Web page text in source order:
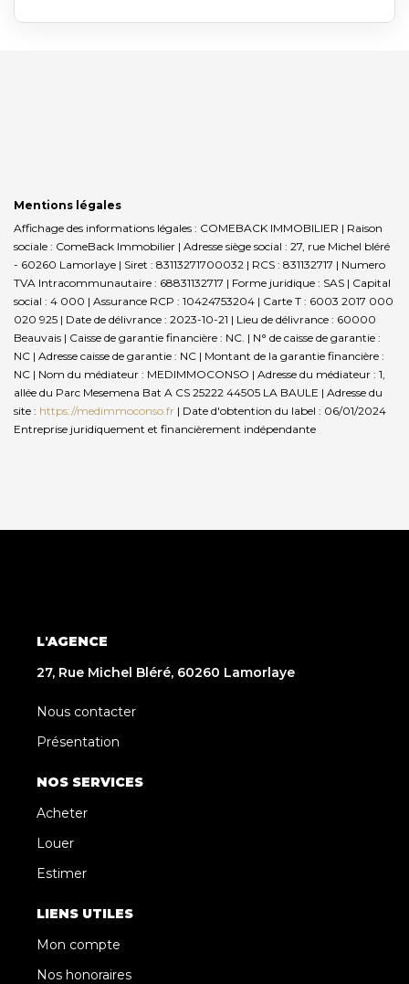
Mentions légales
Affichage des informations légales : COMEBACK IMMOBILIER | Raison
sociale : ComeBack Immobilier | Adresse siège social : 27, rue Michel bléré
- 60260 Lamorlaye | Siret : 83113271700032 | RCS : 831132717 | Numero
TVA Intracommunautaire : 68831132717 | Forme juridique : SAS | Capital
social : 4 000 | Assurance RCP : 10424753204 | Carte T : 6003 2017 000
020 925 | Date de délivrance : 2023-10-21 | Lieu de délivrance : 60000
Beauvais | Caisse de garantie financière : NC. | N° de caisse de garantie :
NC | Adresse caisse de garantie : NC | Montant de la garantie financière :
NC | Nom du médiateur : MEDIMMOCONSO | Adresse du médiateur : 1,
allée du Parc Mesemena Bat A CS 25222 44505 LA BAULE | Adresse du
site : https://medimmoconso.fr | Date d'obtention du label : 06/01/2024
Entreprise juridiquement et financièrement indépendante
L'AGENCE
27, Rue Michel Bléré, 60260 Lamorlaye
Nous contacter
Présentation
NOS SERVICES
Acheter
Louer
Estimer
LIENS UTILES
Mon compte
Nos honoraires